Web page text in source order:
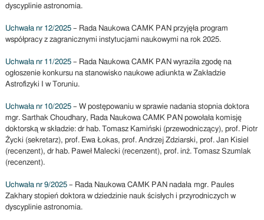
dyscyplinie astronomia.
Uchwała nr 12/2025– Rada Naukowa CAMK PAN przyjęła program
współpracy z zagranicznymi instytucjami naukowymi na rok 2025.
Uchwała nr 11/2025– Rada Naukowa CAMK PAN wyraziła zgodę na
ogłoszenie konkursu na stanowisko naukowe adiunkta w Zakładzie
Astrofizyki I w Toruniu.
Uchwała nr 10/2025– W postępowaniu w sprawie nadania stopnia doktora
mgr. Sarthak Choudhary, Rada Naukowa CAMK PAN powołała komisję
doktorską w składzie: dr hab. Tomasz Kamiński (przewodniczący), prof. Piotr
Życki (sekretarz), prof. Ewa Łokas, prof. Andrzej Zdziarski, prof. Jan Kisiel
(recenzent), dr hab. Paweł Malecki (recenzent), prof. inż. Tomasz Szumlak
(recenzent).
Uchwała nr 9/2025– Rada Naukowa CAMK PAN nadała mgr. Paules
Zakhary stopień doktora w dziedzinie nauk ścisłych i przyrodniczych w
dyscyplinie astronomia.